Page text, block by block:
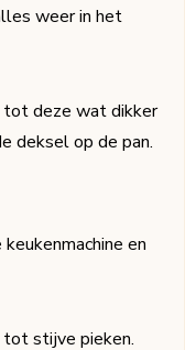
weer in het
tot deze wat dikker
deksel op de pan.
en
stijve pieken.